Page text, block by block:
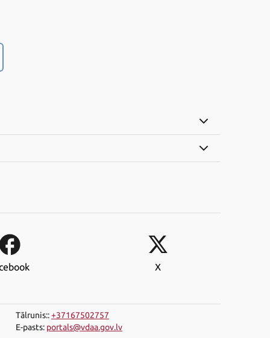
X
Tālrunis::+37167502757
E-pasts: portals@vdaa.gov.lv